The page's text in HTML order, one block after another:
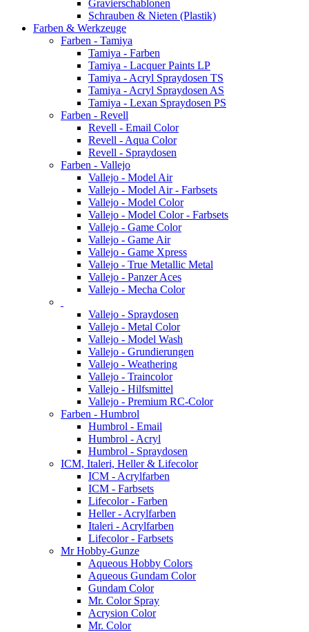
Gravierschablonen
Schrauben & Nieten (Plastik)
Farben & Werkzeuge
Farben - Tamiya
Tamiya - Farben
Tamiya - Lacquer Paints LP
Tamiya - Acryl Spraydosen TS
Tamiya - Acryl Spraydosen AS
Tamiya - Lexan Spraydosen PS
Farben - Revell
Revell - Email Color
Revell - Aqua Color
Revell - Spraydosen
Farben - Vallejo
Vallejo - Model Air
Vallejo - Model Air - Farbsets
Vallejo - Model Color
Vallejo - Model Color - Farbsets
Vallejo - Game Color
Vallejo - Game Air
Vallejo - Game Xpress
Vallejo - True Metallic Metal
Vallejo - Panzer Aces
Vallejo - Mecha Color
Vallejo - Spraydosen
Vallejo - Metal Color
Vallejo - Model Wash
Vallejo - Grundierungen
Vallejo - Weathering
Vallejo - Traincolor
Vallejo - Hilfsmittel
Vallejo - Premium RC-Color
Farben - Humbrol
Humbrol - Email
Humbrol - Acryl
Humbrol - Spraydosen
ICM, Italeri, Heller & Lifecolor
ICM - Acrylfarben
ICM - Farbsets
Lifecolor - Farben
Heller - Acrylfarben
Italeri - Acrylfarben
Lifecolor - Farbsets
Mr Hobby-Gunze
Aqueous Hobby Colors
Aqueous Gundam Color
Gundam Color
Mr. Color Spray
Acrysion Color
Mr. Color